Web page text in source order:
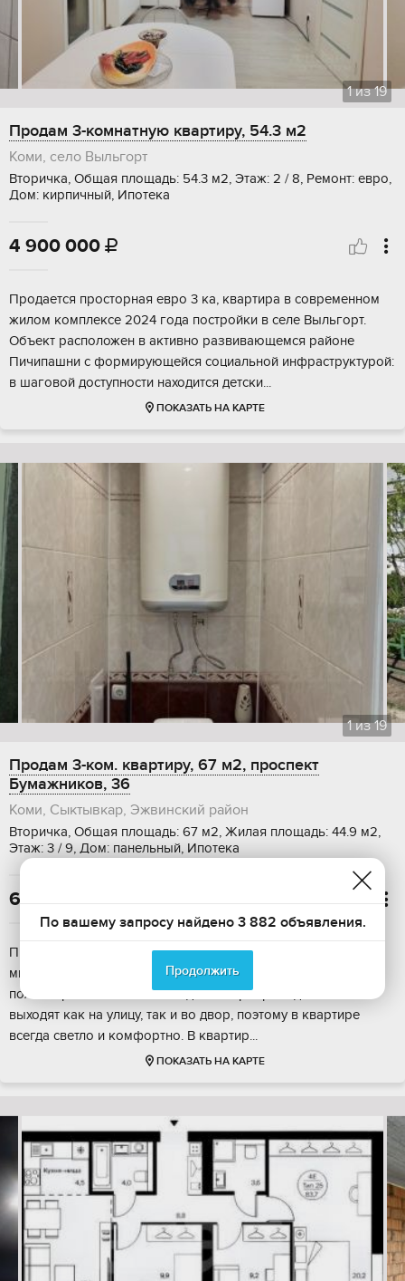
1из19
Продам 3-комнатную квартиру, 54.3 м2
Коми, село Выльгорт
Вторичка, Общая площадь: 54.3 м2, Этаж: 2 / 8, Ремонт: евро,
Дом: кирпичный, Ипотека
4 900 000 
Продается просторная евро 3 ка, квартира в современном
жилом комплексе 2024 года постройки в селе Выльгорт.
Объект расположен в активно развивающемся районе
Пичипашни с формирующейся социальной инфраструктурой:
в шаговой доступности находится детски...
ПОКАЗАТЬ НА КАРТЕ
1из19
Продам 3-ком. квартиру, 67 м2, проспект
Бумажников, 36
Коми, Сыктывкар, Эжвинский район
Вторичка, Общая площадь: 67 м2, Жилая площадь: 44.9 м2,
Этаж: 3 / 9, Дом: панельный, Ипотека
6 500 000
Продается уютная 3-комнатная квартира в самом центре 3а
мкрн Эжвы на проспекте Бумажников, 36. Квартира с
полным ремонтом от полов до электропроводки. Окна
выходят как на улицу, так и во двор, поэтому в квартире
всегда светло и комфортно. В квартир...
ПОКАЗАТЬ НА КАРТЕ
По вашему запросу найдено 3 882 объявления.
Продолжить